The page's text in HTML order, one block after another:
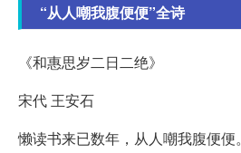
“从人嘲我腹便便”全诗
《和惠思岁二日二绝》
宋代 王安石
懒读书来已数年，从人嘲我腹便便。